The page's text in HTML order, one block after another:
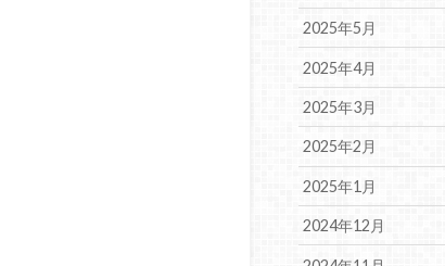
2025年5月
2025年4月
2025年3月
2025年2月
2025年1月
2024年12月